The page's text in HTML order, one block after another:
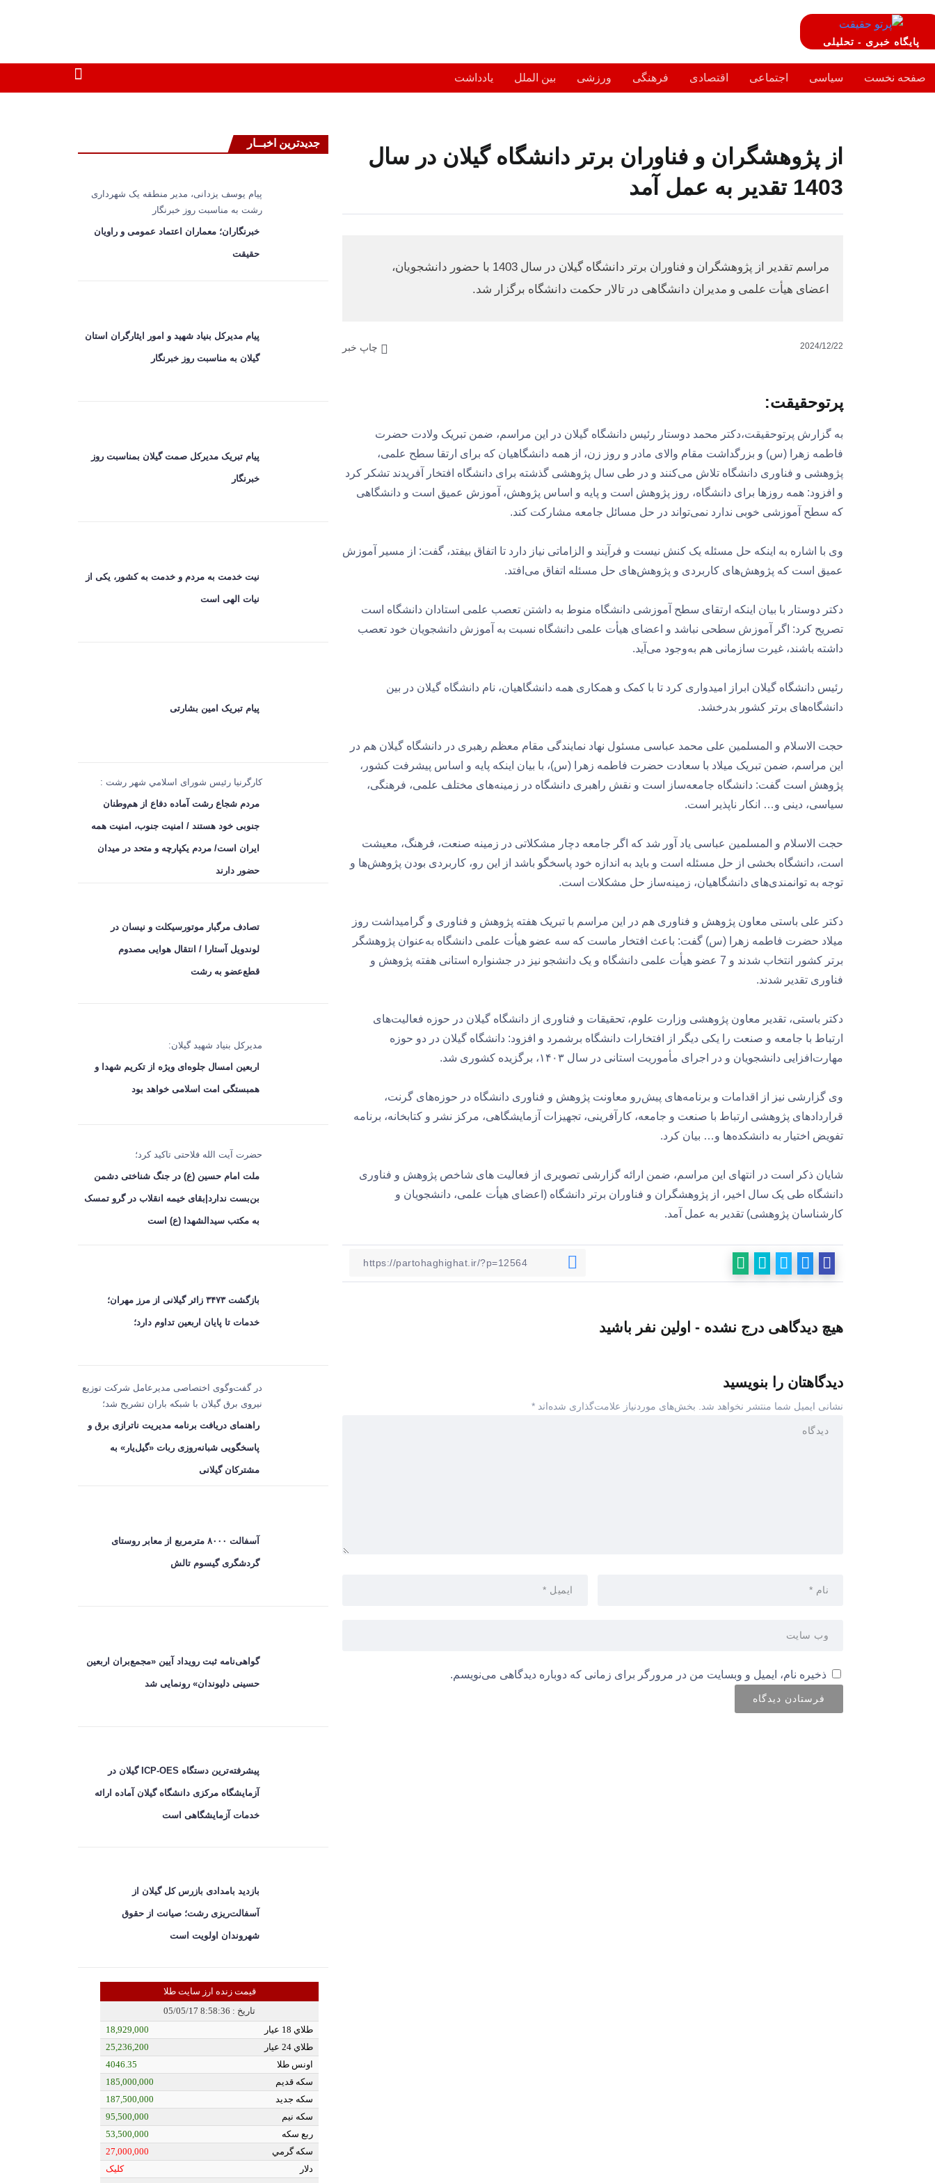
پایگاه خبری - تحلیلی
صفحه نخست سیاسی اجتماعی اقتصادی فرهنگی ورزشی بین الملل یادداشت
از پژوهشگران و فناوران برتر دانشگاه گیلان در سال
1403 تقدیر به عمل آمد
مراسم تقدیر از پژوهشگران و فناوران برتر دانشگاه گیلان در سال 1403 با حضور دانشجویان،
اعضای هیأت علمی و مدیران دانشگاهی در تالار حکمت دانشگاه برگزار شد.
2024/12/22 چاپ خبر
پرتوحقیقت:
به گزارش پرتوحقیقت،دکتر محمد دوستار رئیس دانشگاه گیلان در این مراسم، ضمن تبریک ولادت حضرت
فاطمه زهرا (س) و بزرگداشت مقام والای مادر و روز زن، از همه دانشگاهیان که برای ارتقا سطح علمی،
پژوهشی و فناوری دانشگاه تلاش می‌کنند و در طی سال پژوهشی گذشته برای دانشگاه افتخار آفریدند تشکر کرد
و افزود: همه روزها برای دانشگاه، روز پژوهش است و پایه و اساس پژوهش، آموزش عمیق است و دانشگاهی
که سطح آموزشی خوبی ندارد نمی‌تواند در حل مسائل جامعه مشارکت کند.
وی با اشاره به اینکه حل مسئله یک کنش نیست و فرآیند و الزاماتی نیاز دارد تا اتفاق بیفتد، گفت: از مسیر آموزش
عمیق است که پژوهش‌های کاربردی و پژوهش‌های حل مسئله اتفاق می‌افتد.
دکتر دوستار با بیان اینکه ارتقای سطح آموزشی دانشگاه منوط به داشتن تعصب علمی استادان دانشگاه است
تصریح کرد: اگر آموزش سطحی نباشد و اعضای هیأت علمی دانشگاه نسبت به آموزش دانشجویان خود تعصب
داشته باشند، غیرت سازمانی هم به‌وجود می‌آید.
رئیس دانشگاه گیلان ابراز امیدواری کرد تا با کمک و همکاری همه دانشگاهیان، نام دانشگاه گیلان در بین
دانشگاه‌های برتر کشور بدرخشد.
حجت الاسلام و المسلمین علی محمد عباسی مسئول نهاد نمایندگی مقام معظم رهبری در دانشگاه گیلان هم در
این مراسم، ضمن تبریک میلاد با سعادت حضرت فاطمه زهرا (س)، با بیان اینکه پایه و اساس پیشرفت کشور،
پژوهش است گفت: دانشگاه جامعه‌ساز است و نقش راهبری دانشگاه در زمینه‌های مختلف علمی، فرهنگی،
سیاسی، دینی و… انکار ناپذیر است.
حجت الاسلام و المسلمین عباسی یاد آور شد که اگر جامعه دچار مشکلاتی در زمینه صنعت، فرهنگ، معیشت
است، دانشگاه بخشی از حل مسئله است و باید به اندازه خود پاسخگو باشد از این رو، کاربردی بودن پژوهش‌ها و
توجه به توانمندی‌های دانشگاهیان، زمینه‌ساز حل مشکلات است.
دکتر علی باستی معاون پژوهش و فناوری هم در این مراسم با تبریک هفته پژوهش و فناوری و گرامیداشت روز
میلاد حضرت فاطمه زهرا (س) گفت: باعث افتخار ماست که سه عضو هیأت علمی دانشگاه به‌عنوان پژوهشگر
برتر کشور انتخاب شدند و 7 عضو هیأت علمی دانشگاه و یک دانشجو نیز در جشنواره استانی هفته پژوهش و
فناوری تقدیر شدند.
دکتر باستی، تقدیر معاون پژوهشی وزارت علوم، تحقیقات و فناوری از دانشگاه گیلان در حوزه فعالیت‌های
ارتباط با جامعه و صنعت را یکی دیگر از افتخارات دانشگاه برشمرد و افزود: دانشگاه گیلان در دو حوزه
مهارت‌افزایی دانشجویان و در اجرای مأموریت استانی در سال ۱۴۰۳، برگزیده کشوری شد.
وی گزارشی نیز از اقدامات و برنامه‌های پیش‌رو معاونت پژوهش و فناوری دانشگاه در حوزه‌‌های گرنت،
قراردادهای پژوهشی ارتباط با صنعت و جامعه، کارآفرینی، تجهیزات آزمایشگاهی، مرکز نشر و کتابخانه، برنامه
تفویض اختیار به دانشکده‌ها و… بیان کرد.
شایان ذکر است در انتهای این مراسم، ضمن ارائه گزارشی تصویری از فعالیت های شاخص پژوهش و فناوری
دانشگاه طی یک سال اخیر، از پژوهشگران و فناوران برتر دانشگاه (اعضای هیأت علمی، دانشجویان و
کارشناسان پژوهشی) تقدیر به عمل آمد.
هیچ دیدگاهی درج نشده - اولین نفر باشید
دیدگاهتان را بنویسید
نشانی ایمیل شما منتشر نخواهد شد. بخش‌های موردنیاز علامت‌گذاری شده‌اند *
ذخیره نام، ایمیل و وبسایت من در مرورگر برای زمانی که دوباره دیدگاهی می‌نویسم.
جدیدترین اخبــار
پیام یوسف یزدانی، مدیر منطقه یک شهرداری
رشت به مناسبت روز خبرنگار
خبرنگاران؛ معماران اعتماد عمومی و راویان
حقیقت
پیام مدیرکل بنیاد شهید و امور ایثارگران استان
گیلان به مناسبت روز خبرنگار
پیام تبریک مدیرکل صمت گیلان بمناسبت روز
خبرنگار
نیت خدمت به مردم و خدمت به کشور، یکی از
نیات الهی است
پیام تبریک امین بشارتی
کارگرنیا رئیس شورای اسلامي شهر رشت :
مردم شجاع رشت آماده دفاع از هم‌وطنان
جنوبی خود هستند / امنیت جنوب، امنیت همه
ایران است/ مردم یکپارچه و متحد در میدان
حضور دارند
تصادف مرگبار موتورسیکلت و نیسان در
لوندویل آستارا / انتقال هوایی مصدوم
قطع‌عضو به رشت
مدیرکل بنیاد شهید گیلان:
اربعین امسال جلوه‌ای ویژه از تکریم شهدا و
همبستگی امت اسلامی خواهد بود
حضرت آیت الله فلاحتی تاکید کرد؛
ملت امام حسین (ع) در جنگ شناختی دشمن
بن‌بست ندارد|بقای خیمه انقلاب در گرو تمسک
به مکتب سیدالشهدا (ع) است
بازگشت ۳۴۷۳ زائر گیلانی از مرز مهران؛
خدمات تا پایان اربعین تداوم دارد؛
در گفت‌وگوی اختصاصی مدیرعامل شرکت توزیع
نیروی برق گیلان با شبکه باران تشریح شد؛
راهنمای دریافت برنامه مدیریت ناترازی برق و
پاسخگویی شبانه‌روزی ربات «گیل‌یار» به
مشترکان گیلانی
آسفالت ۸۰۰۰ مترمربع از معابر روستای
گردشگری گیسوم تالش
گواهی‌نامه ثبت رویداد آیین «مجمع‌بران اربعین
حسینی دلیوندان» رونمایی شد
پیشرفته‌ترین دستگاه ICP-OES گیلان در
آزمایشگاه مرکزی دانشگاه گیلان آماده ارائه
خدمات آزمایشگاهی است
بازدید بامدادی بازرس کل گیلان از
آسفالت‌ریزی رشت؛ صیانت از حقوق
شهروندان اولویت است